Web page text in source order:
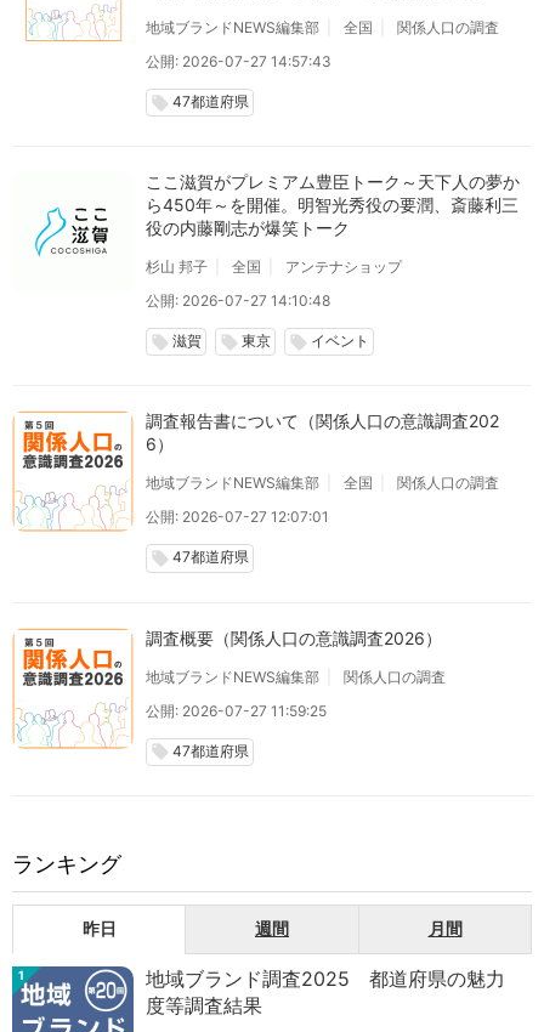
地域ブランドNEWS編集部 全国
関係人口の調査
公開: 2026-07-27 14:57:43
local_offer 47都道府県
ここ滋賀がプレミアム豊臣トーク～天下人の夢か
ら450年～を開催。明智光秀役の要潤、斎藤利三
役の内藤剛志が爆笑トーク
杉山 邦子 全国
アンテナショップ
公開: 2026-07-27 14:10:48
local_offer 滋賀 local_offer 東京 local_offer イベント
調査報告書について（関係人口の意識調査202
6）
地域ブランドNEWS編集部 全国
関係人口の調査
公開: 2026-07-27 12:07:01
local_offer 47都道府県
調査概要（関係人口の意識調査2026）
地域ブランドNEWS編集部
関係人口の調査
公開: 2026-07-27 11:59:25
local_offer 47都道府県
ランキング
昨日 週間 月間
1
地域ブランド調査2025 都道府県の魅力
度等調査結果